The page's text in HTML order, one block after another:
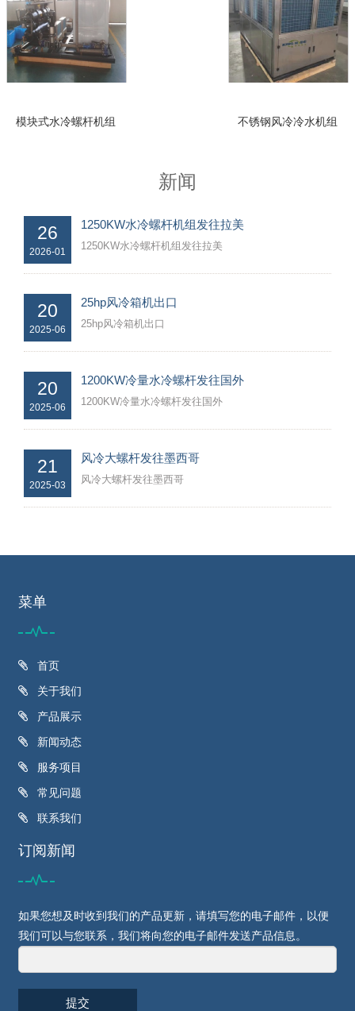
模块式水冷螺杆机组 不锈钢风冷冷水机组
新闻
26
2026-01
1250KW水冷螺杆机组发往拉美
1250KW水冷螺杆机组发往拉美
20
2025-06
25hp风冷箱机出口
25hp风冷箱机出口
20
2025-06
1200KW冷量水冷螺杆发往国外
1200KW冷量水冷螺杆发往国外
21
2025-03
风冷大螺杆发往墨西哥
风冷大螺杆发往墨西哥
菜单
首页
关于我们
产品展示
新闻动态
服务项目
常见问题
联系我们
订阅新闻
如果您想及时收到我们的产品更新，请填写您的电子邮件，以便
我们可以与您联系，我们将向您的电子邮件发送产品信息。
提交